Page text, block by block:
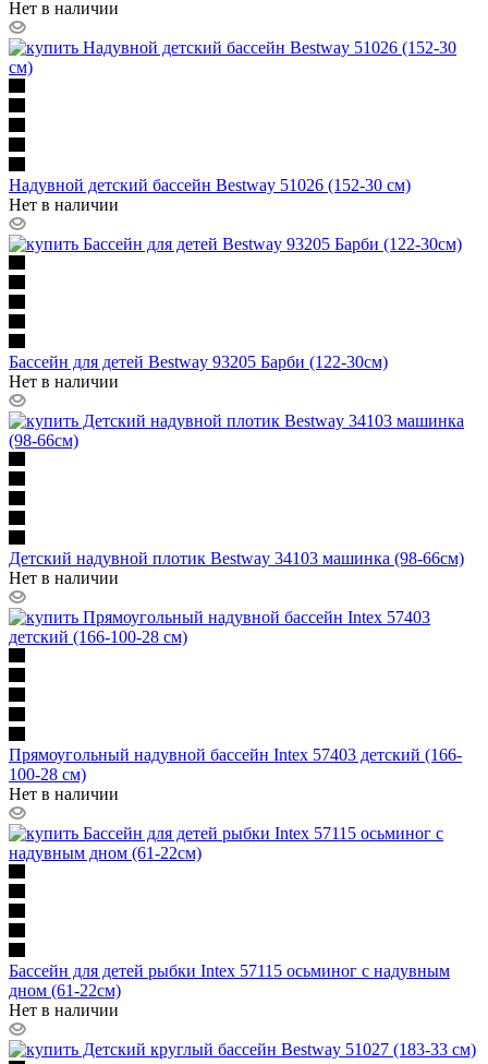
Нет в наличии
Надувной детский бассейн Bestway 51026 (152-30 см)
Нет в наличии
Бассейн для детей Bestway 93205 Барби (122-30см)
Нет в наличии
Детский надувной плотик Bestway 34103 машинка (98-66см)
Нет в наличии
Прямоугольный надувной бассейн Intex 57403 детский (166-
100-28 см)
Нет в наличии
Бассейн для детей рыбки Intex 57115 осьминог с надувным
дном (61-22см)
Нет в наличии